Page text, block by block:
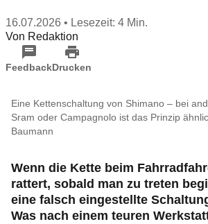
16.07.2026 • Lesezeit: 4 Min.
Von Redaktion
FeedbackDrucken
Eine Kettenschaltung von Shimano – bei
Sram oder Campagnolo ist das Prinzip
Baumann
Wenn die Kette beim
rattert, sobald man zu treten
eine falsch eingestellte
Was nach einem teuren